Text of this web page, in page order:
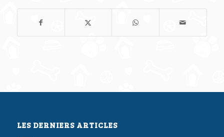
LES DERNIERS ARTICLES